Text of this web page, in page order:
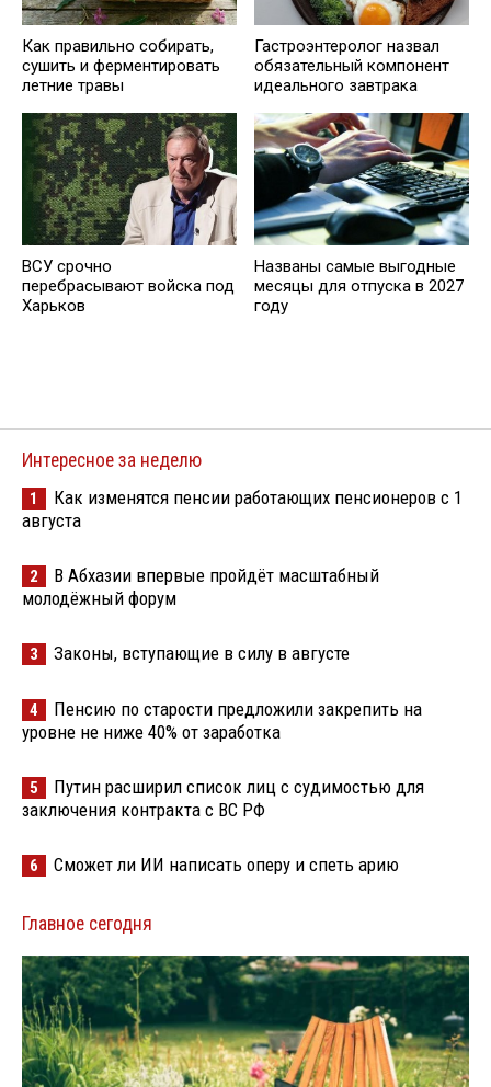
Как правильно собирать,
сушить и ферментировать
летние травы
Гастроэнтеролог назвал
обязательный компонент
идеального завтрака
ВСУ срочно
перебрасывают войска под
Харьков
Названы самые выгодные
месяцы для отпуска в 2027
году
Интересное за неделю
1
Как изменятся пенсии работающих пенсионеров с 1
августа
2
В Абхазии впервые пройдёт масштабный
молодёжный форум
3 Законы, вступающие в силу в августе
4
Пенсию по старости предложили закрепить на
уровне не ниже 40% от заработка
5
Путин расширил список лиц с судимостью для
заключения контракта с ВС РФ
6 Сможет ли ИИ написать оперу и спеть арию
Главное сегодня